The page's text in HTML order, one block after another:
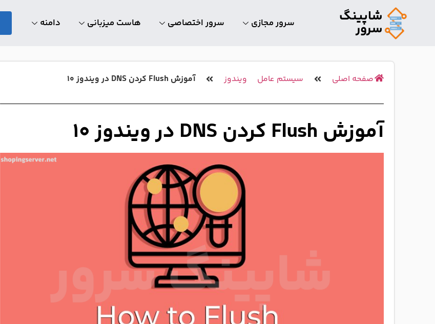
شاپینگ
سرور سرور مجازی سرور اختصاصی هاست میزبانی دامنه
صفحه اصلی سیستم عامل ویندوز آموزش Flush کردن DNS در ویندوز ۱۰
آموزش Flush کردن DNS در ویندوز ۱۰